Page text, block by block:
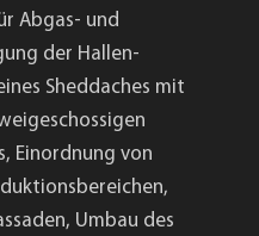
Abgas- und
der Hallen-
Sheddaches mit
Einordnung von
Umbau des